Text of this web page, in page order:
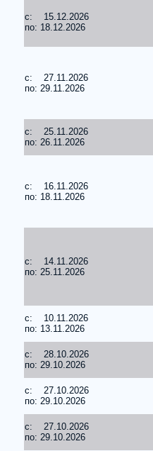
c: 15.12.2026
по: 18.12.2026
c: 27.11.2026
по: 29.11.2026
c: 25.11.2026
по: 26.11.2026
c: 16.11.2026
по: 18.11.2026
c: 14.11.2026
по: 25.11.2026
c: 10.11.2026
по: 13.11.2026
c: 28.10.2026
по: 29.10.2026
c: 27.10.2026
по: 29.10.2026
c: 27.10.2026
по: 29.10.2026